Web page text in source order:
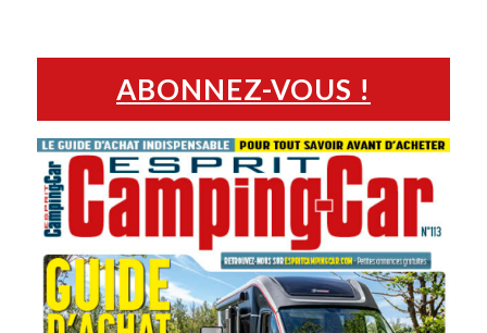
ABONNEZ-VOUS !